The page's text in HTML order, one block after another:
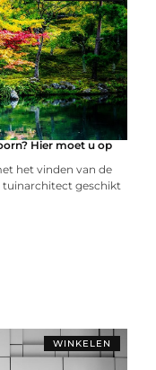
Hier moet u op
het vinden van de
tuinarchitect geschikt
WINKELEN